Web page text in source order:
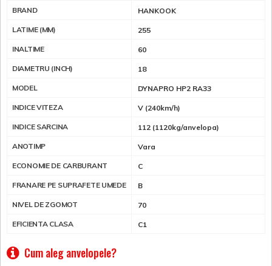
BRAND HANKOOK
LATIME (MM) 255
INALTIME 60
DIAMETRU (INCH) 18
MODEL DYNAPRO HP2 RA33
INDICE VITEZA V (240km/h)
INDICE SARCINA 112 (1120kg/anvelopa)
ANOTIMP Vara
ECONOMIE DE CARBURANT C
FRANARE PE SUPRAFETE UMEDE B
NIVEL DE ZGOMOT 70
EFICIENTA CLASA C1
Cum aleg anvelopele?